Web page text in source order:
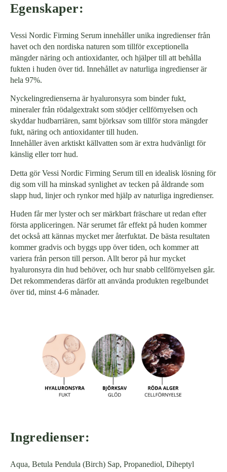
Egenskaper:
Vessi Nordic Firming Serum innehåller unika ingredienser från
havet och den nordiska naturen som tillför exceptionella
mängder näring och antioxidanter, och hjälper till att behålla
fukten i huden över tid. Innehållet av naturliga ingredienser är
hela 97%.
Nyckelingredienserna är hyaluronsyra som binder fukt,
mineraler från rödalgextrakt som stödjer cellförnyelsen och
skyddar hudbarriären, samt björksav som tillför stora mängder
fukt, näring och antioxidanter till huden.
Innehåller även arktiskt källvatten som är extra hudvänligt för
känslig eller torr hud.
Detta gör Vessi Nordic Firming Serum till en idealisk lösning för
dig som vill ha minskad synlighet av tecken på åldrande som
slapp hud, linjer och rynkor med hjälp av naturliga ingredienser.
Huden får mer lyster och ser märkbart fräschare ut redan efter
första appliceringen. När serumet får effekt på huden kommer
det också att kännas mycket mer återfuktat. De bästa resultaten
kommer gradvis och byggs upp över tiden, och kommer att
variera från person till person. Allt beror på hur mycket
hyaluronsyra din hud behöver, och hur snabb cellförnyelsen går.
Det rekommenderas därför att använda produkten regelbundet
över tid, minst 4-6 månader.
Ingredienser:
Aqua, Betula Pendula (Birch) Sap, Propanediol, Diheptyl